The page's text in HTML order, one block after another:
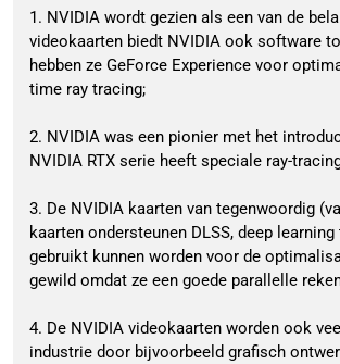
1. NVIDIA wordt gezien als een van de
videokaarten biedt NVIDIA ook software
hebben ze GeForce Experience voor
time ray tracing;
2. NVIDIA was een pionier met het
NVIDIA RTX serie heeft speciale ray-
3. De NVIDIA kaarten van tegenwoordig
kaarten ondersteunen DLSS, deep
gebruikt kunnen worden voor de
gewild omdat ze een goede parallelle
4. De NVIDIA videokaarten worden ook
industrie door bijvoorbeeld grafisch